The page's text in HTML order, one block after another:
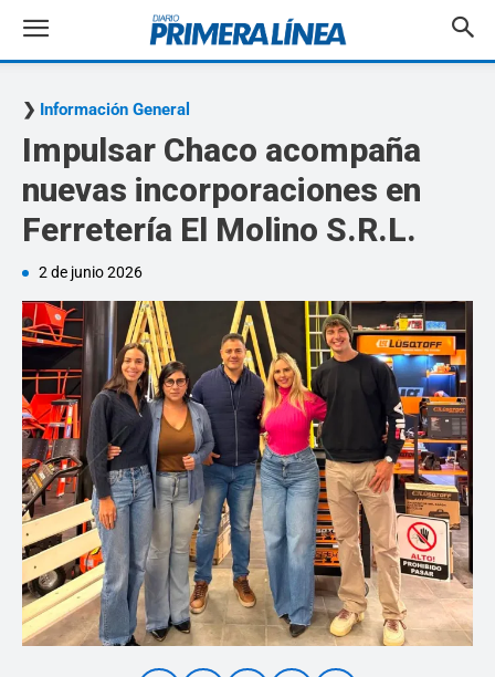
Información General
Impulsar Chaco acompaña
nuevas incorporaciones en
Ferretería El Molino S.R.L.
2 de junio 2026